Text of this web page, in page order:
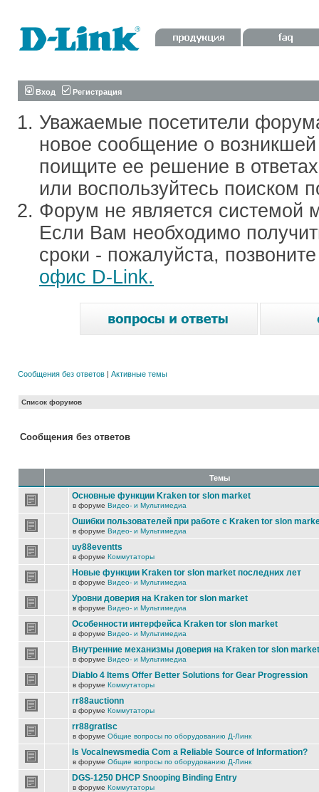
Вход Регистрация
Уважаемые посетители
новое сообщение о
поищите ее решение в
или воспользуйтесь поиском
Форум не является системой
Если Вам необходимо
сроки - пожалуйста,
офис D-Link.
Сообщения без ответов | Активные темы
Список форумов
Сообщения без ответов
Темы
Основные функции Kraken tor slon market
в форуме Видео- и Мультимедиа
Ошибки пользователей при работе с Kraken tor slon
в форуме Видео- и Мультимедиа
uy88eventts
в форуме Коммутаторы
Новые функции Kraken tor slon market последних лет
в форуме Видео- и Мультимедиа
Уровни доверия на Kraken tor slon market
в форуме Видео- и Мультимедиа
Особенности интерфейса Kraken tor slon market
в форуме Видео- и Мультимедиа
Внутренние механизмы доверия на Kraken tor slon market
в форуме Видео- и Мультимедиа
Diablo 4 Items Offer Better Solutions for Gear Progression
в форуме Коммутаторы
rr88auctionn
в форуме Коммутаторы
rr88gratisc
в форуме Общие вопросы по оборудованию Д-Линк
Is Vocalnewsmedia Com a Reliable Source of Information?
в форуме Общие вопросы по оборудованию Д-Линк
DGS-1250 DHCP Snooping Binding Entry
в форуме Коммутаторы